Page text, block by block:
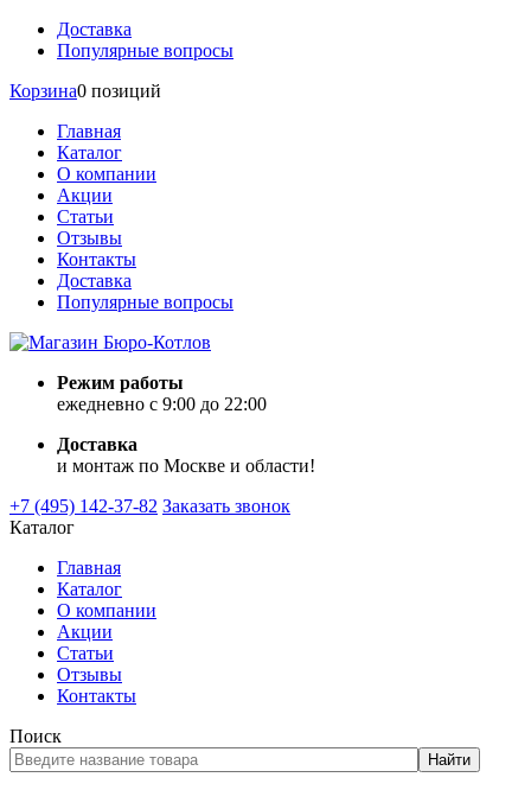
Доставка
Популярные вопросы
Корзина0 позиций
Главная
Каталог
О компании
Акции
Статьи
Отзывы
Контакты
Доставка
Популярные вопросы
Режим работы
ежедневно с 9:00 до 22:00
Доставка
и монтаж по Москве и области!
+7 (495) 142-37-82 Заказать звонок
Каталог
Главная
Каталог
О компании
Акции
Статьи
Отзывы
Контакты
Поиск
Найти